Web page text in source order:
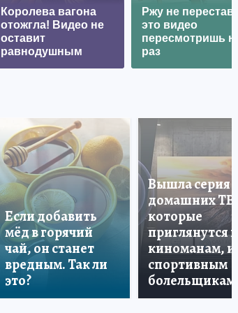
Королева вагона
отожгла! Видео не
оставит
равнодушным
Ржу не
это видео
пересмотришь не
раз
Если добавить
мёд в горячий
чай, он станет
вредным. Так ли
это?
Вышла серия
домашних ТВ,
которые
приглянутся и
киноманам, и
спортивным
болельщикам